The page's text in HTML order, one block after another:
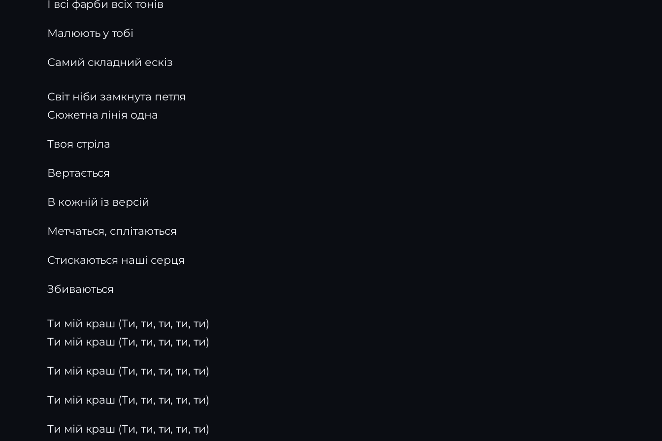
І всі фарби всіх тонів
Малюють у тобі
Самий складний ескіз
Світ ніби замкнута петля
Сюжетна лінія одна
Твоя стріла
Вертається
В кожній із версій
Метчаться, сплітаються
Стискаються наші серця
Збиваються
Ти мій краш (Ти, ти, ти, ти, ти)
Ти мій краш (Ти, ти, ти, ти, ти)
Ти мій краш (Ти, ти, ти, ти, ти)
Ти мій краш (Ти, ти, ти, ти, ти)
Ти мій краш (Ти, ти, ти, ти, ти)